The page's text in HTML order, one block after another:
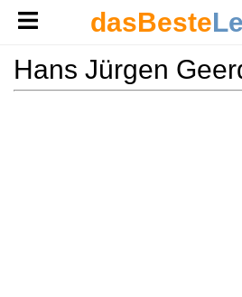
dasBeste
Hans Jürgen